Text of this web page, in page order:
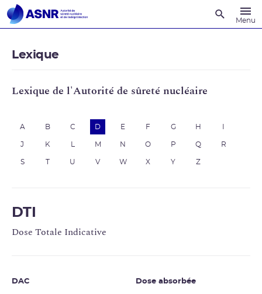
Menu
Lexique
Lexique de l'Autorité de sûreté nucléaire
A B C D E F G H
J K M N O P Q R
S U V W X Y Z
DTI
Dose Totale Indicative
DAC Dose absorbée